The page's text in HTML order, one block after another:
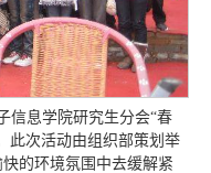
息学院研究生分会“春
此次活动由组织部策划举
的环境氛围中去缓解紧